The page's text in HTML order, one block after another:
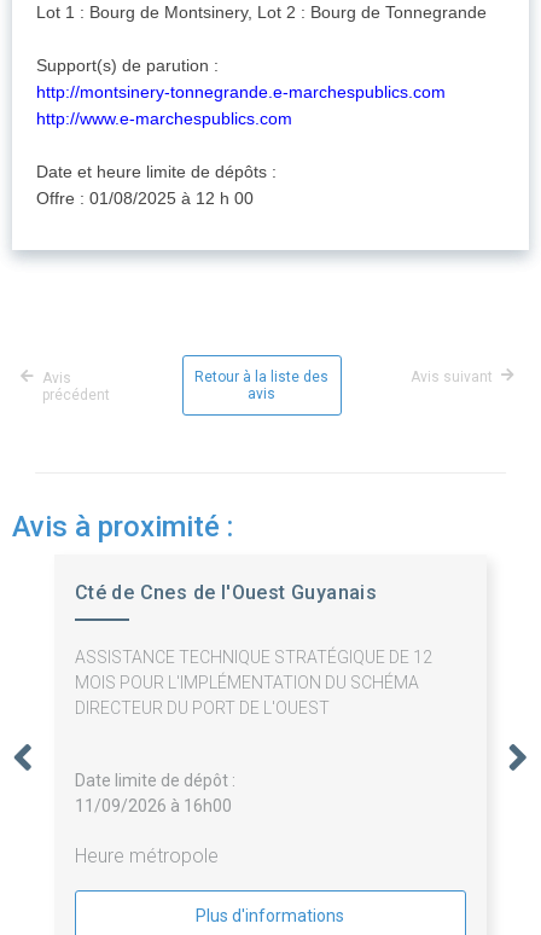
Lot 1 : Bourg de Montsinery, Lot 2 : Bourg de Tonnegrande
Support(s) de parution :
http://montsinery-tonnegrande.e-marchespublics.com
http://www.e-marchespublics.com
Date et heure limite de dépôts :
Offre : 01/08/2025 à 12 h 00
Avis
précédent
Retour à la liste des
avis
Avis suivant
Avis à proximité :
Cté de Cnes de l'Ouest Guyanais
ASSISTANCE TECHNIQUE STRATÉGIQUE DE 12
MOIS POUR L'IMPLÉMENTATION DU SCHÉMA
DIRECTEUR DU PORT DE L'OUEST
Date limite de dépôt :
11/09/2026 à 16h00
Heure métropole
Plus d'informations